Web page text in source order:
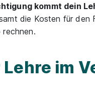
kommt dein
die Kosten für den
rechnen.
im